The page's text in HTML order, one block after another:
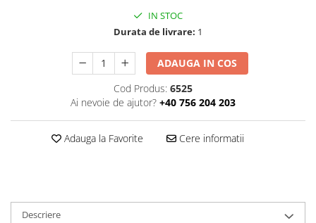
IN STOC
Durata de livrare: 1
ADAUGA IN COS
Cod Produs: 6525
Ai nevoie de ajutor? +40 756 204 203
Adauga la Favorite Cere informatii
Descriere